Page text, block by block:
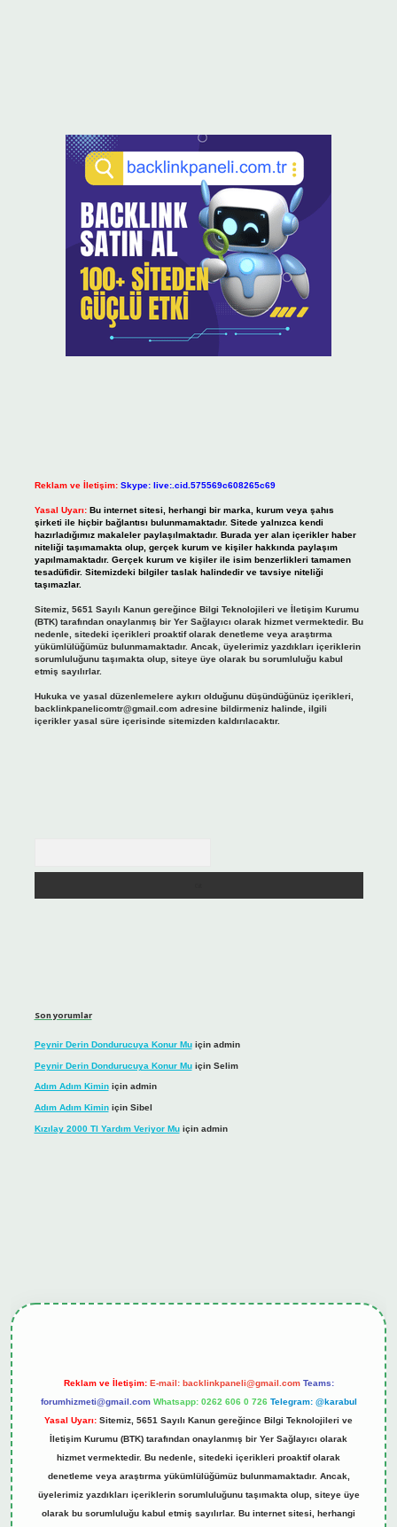
Reklam ve İletişim: Skype: live:.cid.575569c608265c69
Yasal Uyarı: Bu internet sitesi, herhangi bir marka, kurum veya şahıs
şirketi ile hiçbir bağlantısı bulunmamaktadır. Sitede yalnızca kendi
hazırladığımız makaleler paylaşılmaktadır. Burada yer alan içerikler haber
niteliği taşımamakta olup, gerçek kurum ve kişiler hakkında paylaşım
yapılmamaktadır. Gerçek kurum ve kişiler ile isim benzerlikleri tamamen
tesadüfidir. Sitemizdeki bilgiler taslak halindedir ve tavsiye niteliği
taşımazlar.
Sitemiz, 5651 Sayılı Kanun gereğince Bilgi Teknolojileri ve İletişim Kurumu
(BTK) tarafından onaylanmış bir Yer Sağlayıcı olarak hizmet vermektedir. Bu
nedenle, sitedeki içerikleri proaktif olarak denetleme veya araştırma
yükümlülüğümüz bulunmamaktadır. Ancak, üyelerimiz yazdıkları içeriklerin
sorumluluğunu taşımakta olup, siteye üye olarak bu sorumluluğu kabul
etmiş sayılırlar.
Hukuka ve yasal düzenlemelere aykırı olduğunu düşündüğünüz içerikleri,
backlinkpanelicomtr@gmail.comadresine bildirmeniz halinde, ilgili
içerikler yasal süre içerisinde sitemizden kaldırılacaktır.
Son yorumlar
Peynir Derin Dondurucuya Konur Muiçin admin
Peynir Derin Dondurucuya Konur Muiçin Selim
Adım Adım Kiminiçin admin
Adım Adım Kiminiçin Sibel
Kızılay 2000 Tl Yardım Veriyor Muiçin admin
Reklam ve İletişim: E-mail: backlinkpaneli@gmail.com Teams:
forumhizmeti@gmail.com Whatsapp: 0262 606 0 726 Telegram: @karabul
Yasal Uyarı: Sitemiz, 5651 Sayılı Kanun gereğince Bilgi Teknolojileri ve
İletişim Kurumu (BTK) tarafından onaylanmış bir Yer Sağlayıcı olarak
hizmet vermektedir. Bu nedenle, sitedeki içerikleri proaktif olarak
denetleme veya araştırma yükümlülüğümüz bulunmamaktadır. Ancak,
üyelerimiz yazdıkları içeriklerin sorumluluğunu taşımakta olup, siteye üye
olarak bu sorumluluğu kabul etmiş sayılırlar. Bu internet sitesi, herhangi